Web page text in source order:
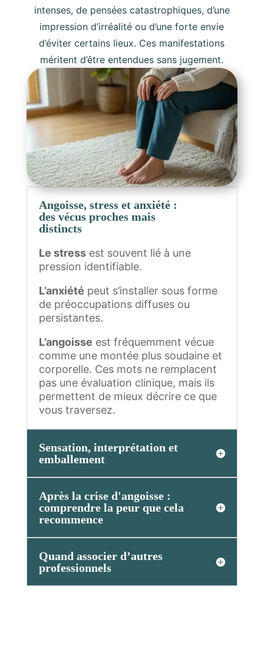
intenses, de pensées catastrophiques, d’une
impression d’irréalité ou d’une forte envie
d’éviter certains lieux. Ces manifestations
méritent d’être entendues sans jugement.
Angoisse, stress et anxiété :
des vécus proches mais
distincts
Le stressest souvent lié à une
pression identifiable.
L’anxiété peut s’installer sous forme
de préoccupations diffuses ou
persistantes.
L’angoisse est fréquemment vécue
comme une montée plus soudaine et
corporelle. Ces mots ne remplacent
pas une évaluation clinique, mais ils
permettent de mieux décrire ce que
vous traversez.
Sensation, interprétation et
emballement
Après la crise d'angoisse :
comprendre la peur que cela
recommence
Quand associer d’autres
professionnels